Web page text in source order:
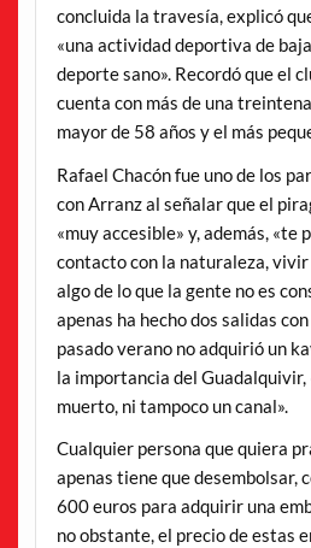
concluida la travesía, explicó
«una actividad deportiva de
deporte sano». Recordó que el
cuenta con más de una
mayor de 58 años y el más
Rafael Chacón fue uno de los
con Arranz al señalar que el
«muy accesible» y, además, «te
contacto con la naturaleza, vivir
algo de lo que la gente no es
apenas ha hecho dos salidas
pasado verano no adquirió un
la importancia del Guadalquivir,
muerto, ni tampoco un canal».
Cualquier persona que quiera
apenas tiene que desembolsar,
600 euros para adquirir una
no obstante, el precio de estas